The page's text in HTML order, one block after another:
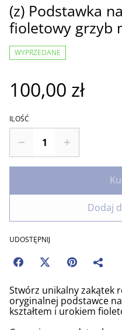
(z) Podstawka
fioletowy grzyb
WYPRZEDANE
100,00 zł
ILOŚĆ
Dodaj
UDOSTĘPNIJ
Stwórz unikalny zakątek
oryginalnej podstawce
kształtem i urokiem